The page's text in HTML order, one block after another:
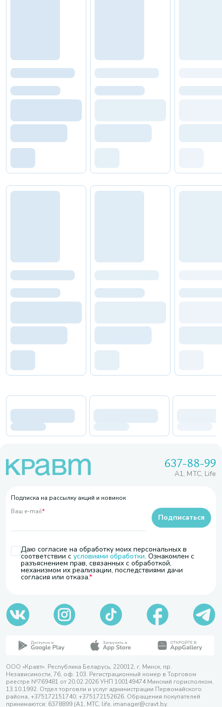
637-88-99
A1, МТС, Life
Подписка на рассылку акций и новинок
Ваш e-mail*
Даю согласие на обработку моих персональных в
соответствии с условиями обработки. Ознакомлен с
разъяснением прав, связанных с обработкой,
механизмом их реализации, последствиями дачи
согласия или отказа.
Подписаться
ООО «Кравт». Республика Беларусь, 220012, г. Минск, пр.
Независимости, 76, оф. 103. Регистрационный номер в Торговом
реестре №769481 от 20.02.2026 УНП 100149474 Минский горисполком,
13.10.1992. Отдел торговли и услуг администрации Первомайского
района, +375172151740; +375172152626. Обращения покупателей
принимаются: 6378899 (А1, МТС, life, imanager@cravt.by.